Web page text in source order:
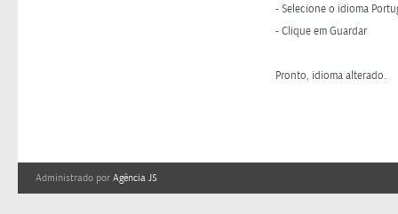
- Selecione o idioma
- Clique em Guardar
Pronto, idioma alterado.
Administrado por Agência JS